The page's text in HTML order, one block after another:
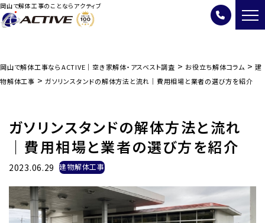
岡山で解体工事のことならアクティブ
岡山で解体工事ならACTIVE｜空き家解体・アスベスト調査 > お役立ち解体コラム > 建
物解体工事 > ガソリンスタンドの解体方法と流れ｜費用相場と業者の選び方を紹介
ガソリンスタンドの解体方法と流れ
｜費用相場と業者の選び方を紹介
2023.06.29 建物解体工事